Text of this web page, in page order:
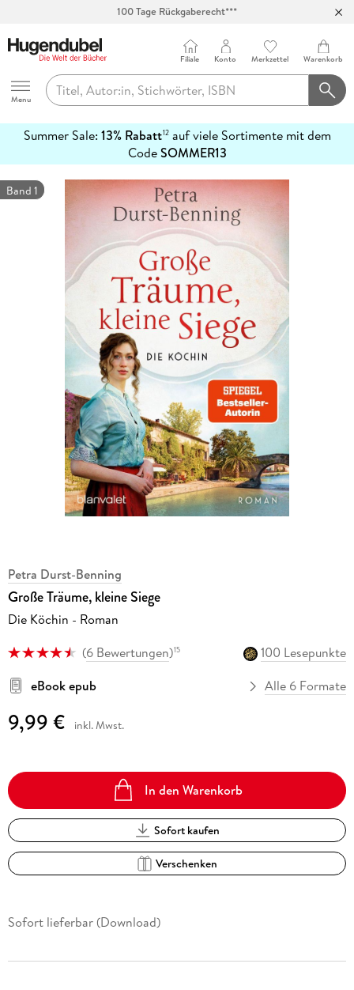
100 Tage Rückgaberecht***
Hugendubel
Menu
Filiale Konto Merkzettel Warenkorb
Summer Sale: 13% Rabatt12auf viele Sortimente mit dem
CodeSOMMER13
erfahren
Band 1
Petra Durst-Benning
Große Träume, kleine Siege
Die Köchin - Roman
(6 Bewertungen)15
100 Lesepunkte
eBook epub
Alle 6 Formate
9,99 € inkl. Mwst.
In den Warenkorb
Sofort kaufen
Verschenken
Sofort lieferbar (Download)